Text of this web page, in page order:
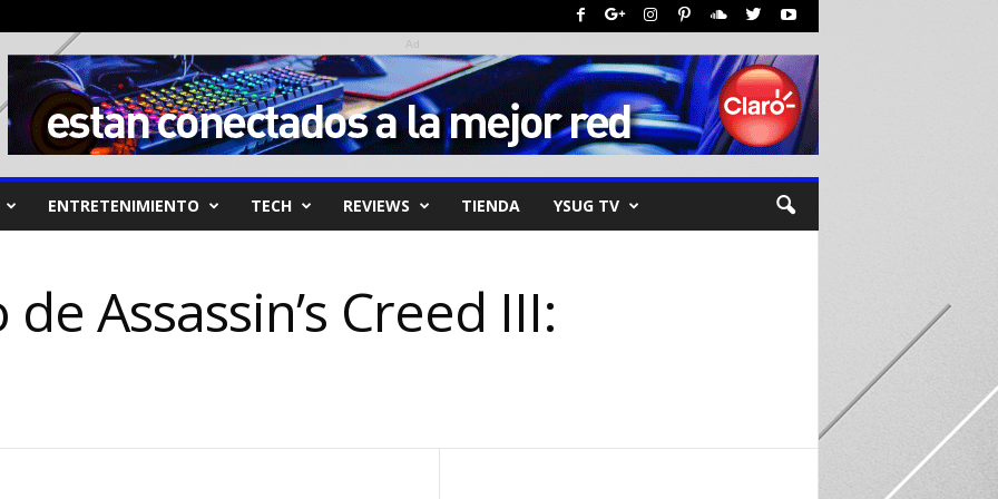
Ad
ENTRETENIMIENTO TECH REVIEWS TIENDA YSUG TV
Assassin’s Creed III: